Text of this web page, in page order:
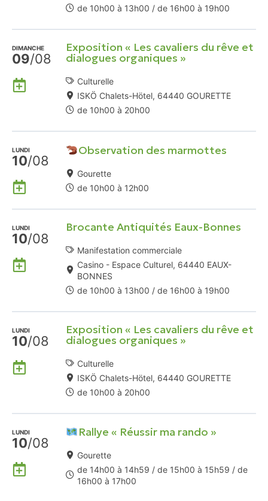
de 10h00 à 13h00 / de 16h00 à 19h00
Agenda
Google
DIMANCHE
09/08
Exposition « Les cavaliers du rêve et
dialogues organiques »
Culturelle
ISKÖ Chalets-Hötel, 64440 GOURETTE
de 10h00 à 20h00
Ajouter
Agenda
Google
LUNDI
10/08
Observation des marmottes
Gourette
de 10h00 à 12h00
Ajouter
mon
Agenda
Google
LUNDI
10/08
Brocante Antiquités Eaux-Bonnes
Manifestation commerciale
Casino - Espace Culturel, 64440 EAUX-
BONNES
de 10h00 à 13h00 / de 16h00 à 19h00
Ajouter
Agenda
LUNDI
10/08
Exposition « Les cavaliers du rêve et
dialogues organiques »
Culturelle
ISKÖ Chalets-Hötel, 64440 GOURETTE
de 10h00 à 20h00
Ajouter
Agenda
Google
LUNDI
10/08
Rallye « Réussir ma rando »
Gourette
de 14h00 à 14h59 / de 15h00 à 15h59 / de
16h00 à 17h00
Ajouter